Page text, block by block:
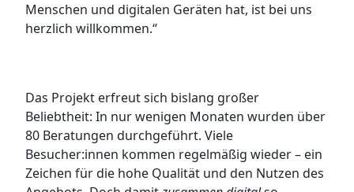
Menschen und digitalen Geräten hat, ist bei uns
herzlich willkommen.“
Das Projekt erfreut sich bislang großer
Beliebtheit: In nur wenigen Monaten wurden über
80 Beratungen durchgeführt. Viele
Besucher:innen kommen regelmäßig wieder – ein
Zeichen für die hohe Qualität und den Nutzen des